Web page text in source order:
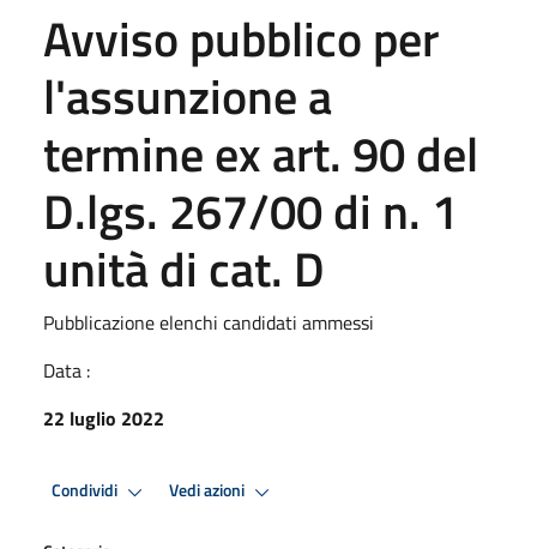
Avviso pubblico per
l'assunzione a
termine ex art. 90 del
D.lgs. 267/00 di n. 1
unità di cat. D
Pubblicazione elenchi candidati ammessi
Data :
22 luglio 2022
Condividi Vedi azioni